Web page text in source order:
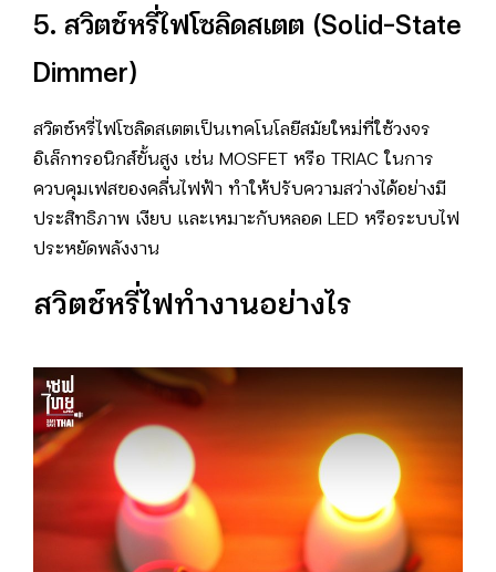
5. สวิตช์หรี่ไฟโซลิดสเตต (Solid-State
Dimmer)
สวิตช์หรี่ไฟโซลิดสเตตเป็นเทคโนโลยีสมัยใหม่ที่ใช้วงจร
อิเล็กทรอนิกส์ขั้นสูง เช่น MOSFET หรือ TRIAC ในการ
ควบคุมเฟสของคลื่นไฟฟ้า ทำให้ปรับความสว่างได้อย่างมี
ประสิทธิภาพ เงียบ และเหมาะกับหลอด LED หรือระบบไฟ
ประหยัดพลังงาน
สวิตช์หรี่ไฟทำงานอย่างไร